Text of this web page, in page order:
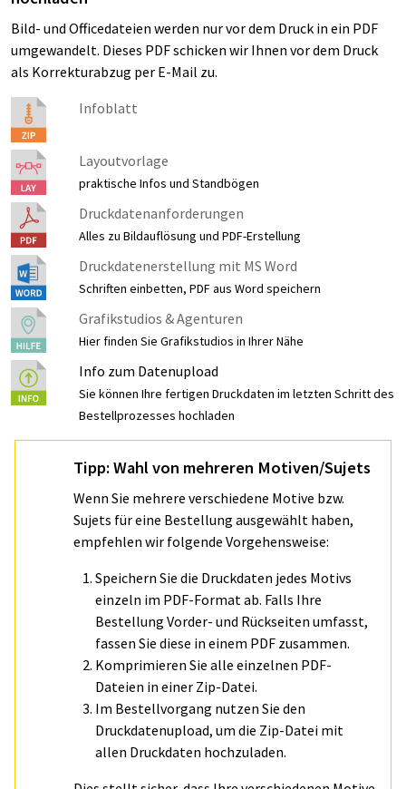
Bild- und Officedateien werden nur vor dem Druck in ein PDF
umgewandelt. Dieses PDF schicken wir Ihnen vor dem Druck
als Korrekturabzug per E-Mail zu.
Infoblatt
Layoutvorlage
praktische Infos und Standbögen
Druckdatenanforderungen
Alles zu Bildauflösung und PDF-Erstellung
Druckdatenerstellung mit MS Word
Schriften einbetten, PDF aus Word speichern
Grafikstudios & Agenturen
Hier finden Sie Grafikstudios in Ihrer Nähe
Info zum Datenupload
Sie können Ihre fertigen Druckdaten im letzten Schritt des
Bestellprozesses hochladen
Tipp: Wahl von mehreren Motiven/Sujets
Wenn Sie mehrere verschiedene Motive bzw.
Sujets für eine Bestellung ausgewählt haben,
empfehlen wir folgende Vorgehensweise:
Speichern Sie die Druckdaten jedes Motivs
einzeln im PDF-Format ab. Falls Ihre
Bestellung Vorder- und Rückseiten umfasst,
fassen Sie diese in einem PDF zusammen.
Komprimieren Sie alle einzelnen PDF-
Dateien in einer Zip-Datei.
Im Bestellvorgang nutzen Sie den
Druckdatenupload, um die Zip-Datei mit
allen Druckdaten hochzuladen.